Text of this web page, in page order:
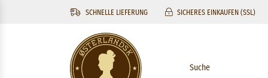
SCHNELLE LIEFERUNG SICHERES EINKAUFEN (SSL)